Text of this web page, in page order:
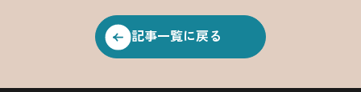
記事一覧に戻る